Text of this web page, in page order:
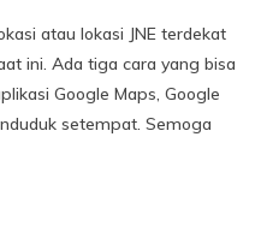
atau lokasi JNE terdekat
ini. Ada tiga cara yang bisa
Google Maps, Google
setempat. Semoga